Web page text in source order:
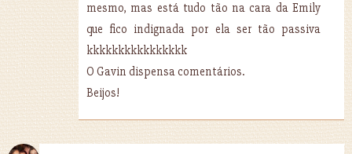
mesmo, mas está tudo tão na cara da Emily
que fico indignada por ela ser tão passiva
kkkkkkkkkkkkkkkk
O Gavin dispensa comentários.
Beijos!